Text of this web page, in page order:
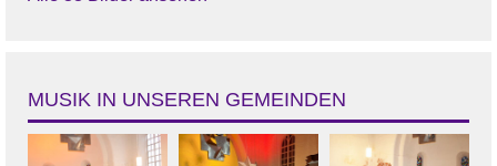
MUSIK IN UNSEREN GEMEINDEN